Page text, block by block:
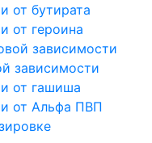
от бутирата
от героина
зависимости
зависимости
от гашиша
от Альфа ПВП